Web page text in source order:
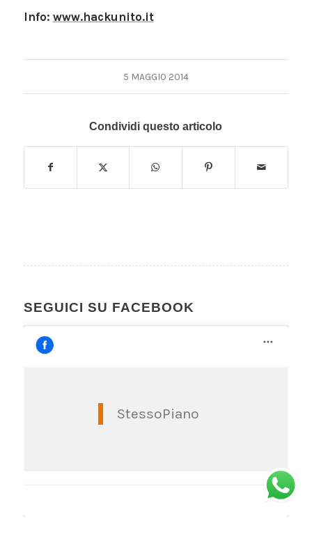
Info: www.hackunito.it
5 MAGGIO 2014
Condividi questo articolo
SEGUICI SU FACEBOOK
StessoPiano